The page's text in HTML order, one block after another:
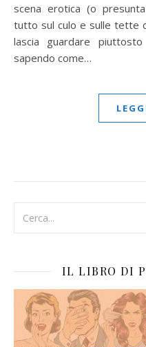
scena erotica (o
tutto sul culo e sulle tette
lascia guardare
sapendo come…
IL LIBRO DI